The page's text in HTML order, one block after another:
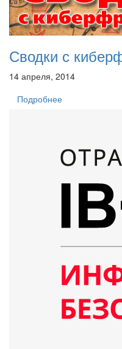
Сводки с
14 апреля, 2014
Подробнее